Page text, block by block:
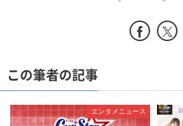
この筆者の記事
エンタメニュース